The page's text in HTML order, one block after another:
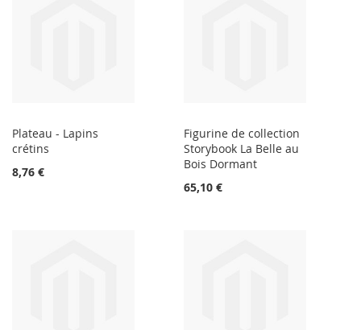
Plateau - Lapins
crétins
8,76 €
Figurine de collection
Storybook La Belle au
Bois Dormant
65,10 €